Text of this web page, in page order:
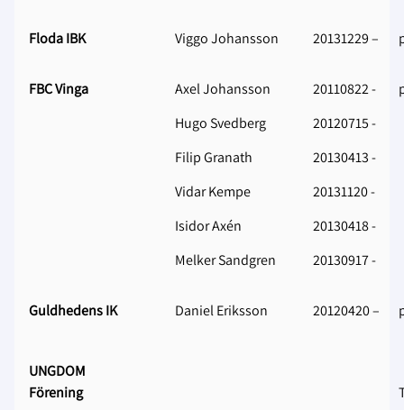
Floda IBK Viggo Johansson 20131229 –
FBC Vinga Axel Johansson 20110822 -
Hugo Svedberg
20120715 -
Filip Granath
20130413 -
Vidar Kempe
20131120 -
Isidor Axén
20130418 -
Melker Sandgren
20130917 -
Guldhedens IK Daniel Eriksson 20120420 –
UNGDOM
Förening